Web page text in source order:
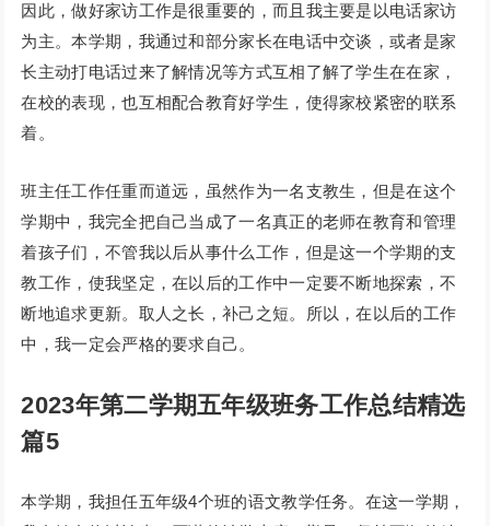
因此，做好家访工作是很重要的，而且我主要是以电话家访
为主。本学期，我通过和部分家长在电话中交谈，或者是家
长主动打电话过来了解情况等方式互相了解了学生在在家，
在校的表现，也互相配合教育好学生，使得家校紧密的联系
着。
班主任工作任重而道远，虽然作为一名支教生，但是在这个
学期中，我完全把自己当成了一名真正的老师在教育和管理
着孩子们，不管我以后从事什么工作，但是这一个学期的支
教工作，使我坚定，在以后的工作中一定要不断地探索，不
断地追求更新。取人之长，补己之短。所以，在以后的工作
中，我一定会严格的要求自己。
2023年第二学期五年级班务工作总结精选
篇5
本学期，我担任五年级4个班的语文教学任务。在这一学期，